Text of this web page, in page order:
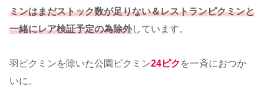
ミンはまだストック数が足りない＆レストランピクミンと
一緒にレア検証予定の為除外しています。
羽ピクミンを除いた公園ピクミン24ピク を一斉におつか
いに。